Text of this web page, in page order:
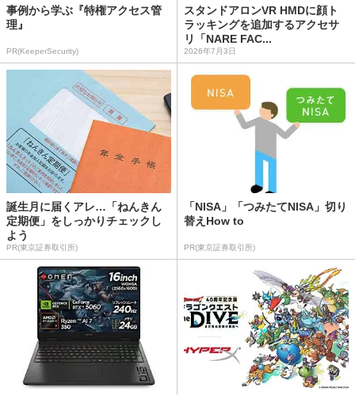
事例から学ぶ『特権アクセス管
理』
PR(KeeperSecurity)
スタンドアロンVR HMDに顔ト
ラッキングを追加するアクセサ
リ「NARE FAC...
2026年7月3日
誕生月に届くアレ…「ねんきん
定期便」をしっかりチェックし
よう
PR(東京証券取引所)
「NISA」「つみたてNISA」切り
替えHow to
PR(東京証券取引所)